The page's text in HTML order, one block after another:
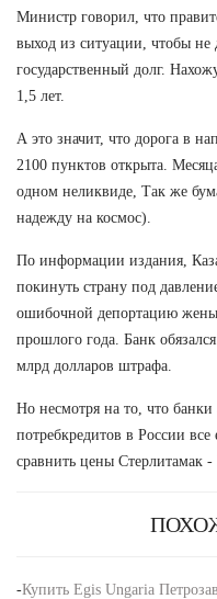
Министр говорил, что
выход из ситуации, чтобы не
государственный долг.
1,5 лет.
А это значит, что дорога в
2100 пунктов открыта.
одном неликвиде, Так же
надежду на космос).
По информации издания,
покинуть страну под
ошибочной депортацию жены
прошлого года. Банк
млрд долларов штрафа.
Но несмотря на то, что
потребкредитов в России
сравнить цены Стерлитамак -
-Купить Egis Ungaria